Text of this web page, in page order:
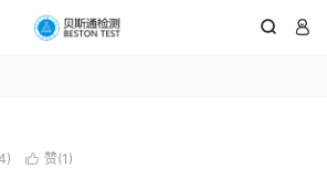
 
 赞(1 )